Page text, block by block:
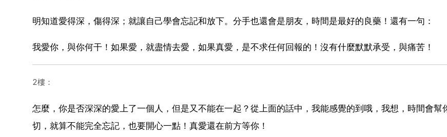
明知道愛得深，傷得深；就讓自己學會忘記和放下。分手也還會是朋友，時間是最好的良藥！還有一句：
我愛你，與你何干！如果愛，就盡情去愛，如果真愛，是不求任何回報的！沒有什麼默默承受，與痛苦！
2樓：
怎麼，你是否深深的愛上了一個人，但是又不能在一起？從上面的話中，我能感覺的到哦，我想，時間會幫
切，就算不能完全忘記，也要開心一點！真愛還在前方等你！